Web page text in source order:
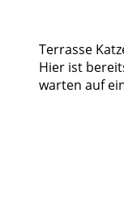
Terrasse
Hier ist
warten auf